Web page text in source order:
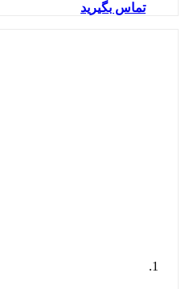
تماس بگیرید